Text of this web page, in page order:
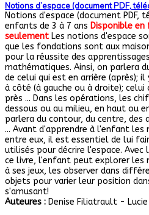
Notions d’espace (document PDF,
Notions d'espace (document PDF,
enfants de 3 à 7 ans Disponible
seulementLes notions d'espace
que les fondations sont aux
pour la réussite des
mathématiques. Ainsi, on parlera
de celui qui est en arrière (après);
à côté (à gauche ou à droite);
près ... Dans les opérations, les
dessous ou au milieu, en haut ou
parlera du contour, du centre, des
... Avant d'apprendre à l'enfant
entre eux, il est essentiel de lui
utilisés pour décrire l'espace.
ce livre, l'enfant peut explorer les
à ses jeux, les observer dans
objets pour varier leur position
s'amusant!
Auteures : Denise Filiatrault -